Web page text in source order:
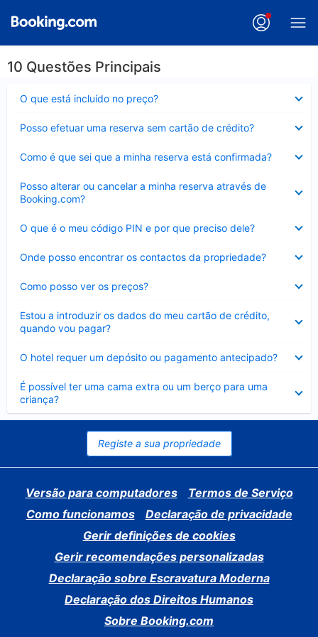
10 Questões Principais
O que está incluído no preço?
fechado
Posso efetuar uma reserva sem cartão de crédito?
fechado
Como é que sei que a minha reserva está confirmada?
fechado
Posso alterar ou cancelar a minha reserva através de
Booking.com?
fechado
O que é o meu código PIN e por que preciso dele?
fechado
Onde posso encontrar os contactos da propriedade?
fechado
Como posso ver os preços?
fechado
Estou a introduzir os dados do meu cartão de crédito,
quando vou pagar?
fechado
O hotel requer um depósito ou pagamento antecipado?
fechado
É possível ter uma cama extra ou um berço para uma
criança?
Elemento
fechado
Registe a sua propriedade
Versão para computadores
Termos de Serviço
Como funcionamos
Declaração de privacidade
Gerir definições de cookies
Gerir recomendações personalizadas
Declaração sobre Escravatura Moderna
Declaração dos Direitos Humanos
Sobre Booking.com